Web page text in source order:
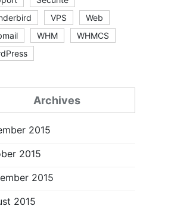
VPS
Web
WHM
WHMCS
Archives
2015
2015
2015
2015